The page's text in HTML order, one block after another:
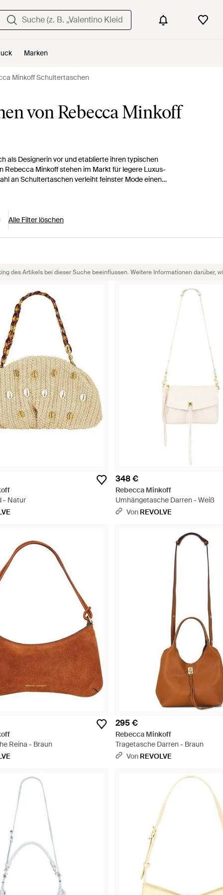
Marken
Minkoff Schultertaschen
von Rebecca Minkoff
als Designerin vor und etablierte ihren typischen
Rebecca Minkoff stehen im Markt für legere Luxus-
an Schultertaschen verleiht feinster Mode einen
Sie eher schick mit einer klassischen Schultertasche.
Alle Filter löschen
des Artikels bei dieser Suche beeinflussen. Weitere Informationen darüber,
- Natur
348 €
Rebecca Minkoff
Umhängetasche Darren - Weiß
Von REVOLVE
Reina - Braun
295 €
Rebecca Minkoff
Tragetasche Darren - Braun
Von REVOLVE